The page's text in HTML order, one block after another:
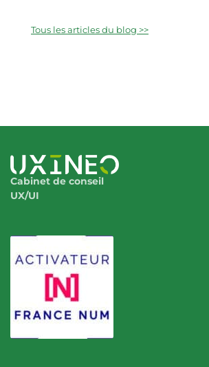
Tous les articles du blog >>
Cabinet de conseil
UX/UI